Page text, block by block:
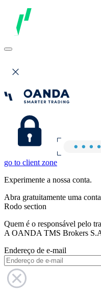
go to client zone
Experimente a nossa conta.
Abra gratuitamente uma
Rodo section
Quem é o responsável pelo
A OANDA TMS Brokers
Endereço de e-mail